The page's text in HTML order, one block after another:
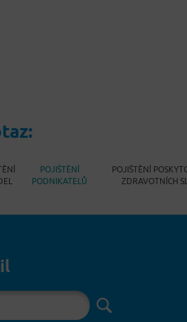
POJIŠTĚNÍ
PODNIKATELŮ
POJIŠTĚNÍ
ZDRAVOTNÍCH